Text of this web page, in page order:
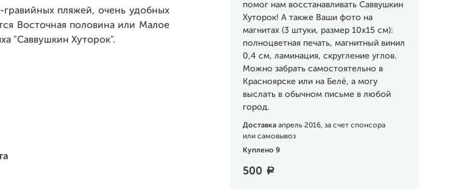
помог нам восстанавливать Саввушкин
Хуторок! А также Ваши фото на
магнитах (3 штуки, размер 10х15 см):
полноцветная печать, магнитный винил
0,4 см, ламинация, скругление углов.
Можно забрать самостоятельно в
Красноярске или на Белё, а могу
выслать в обычном письме в любой
город.
Доставка апрель 2016, за счет спонсора
или самовывоз
Куплено 9
500 a
пляжей, очень удобных
Восточная половина или Малое
"Саввушкин Хуторок".